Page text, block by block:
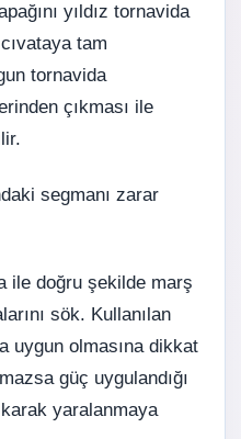
yıldız tornavida
tam
tornavida
çıkması ile
segmanı zarar
ile doğru şekilde marş
sök. Kullanılan
uygun olmasına dikkat
güç uygulandığı
yaralanmaya